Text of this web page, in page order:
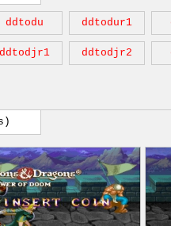
ddtodu ddtodur1
ddtodjr1 ddtodjr2